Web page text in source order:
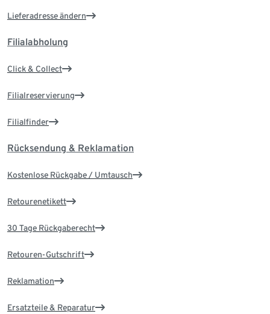
Lieferadresse ändern
Filialabholung
Click & Collect
Filialreservierung
Filialfinder
Rücksendung & Reklamation
Kostenlose Rückgabe / Umtausch
Retourenetikett
30 Tage Rückgaberecht
Retouren-Gutschrift
Reklamation
Ersatzteile & Reparatur